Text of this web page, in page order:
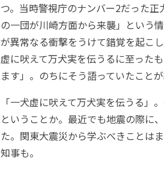
つ。当時警視庁のナンバー2だった
の一団が川崎方面から来襲」という
が異常なる衝撃をうけて錯覚を起こ
虚に吠えて万犬実を伝うるに至った
ます」。のちにそう語っていたこと
「一犬虚に吠えて万犬実を伝うる」
ということか。最近でも地震の際に
た。関東大震災から学ぶべきことは
知事も。